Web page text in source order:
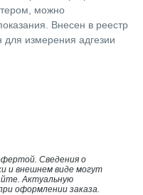
можно
Внесен в реестр
измерения адгезии
Сведения о
и внешнем виде могут
Актуальную
оформлении заказа.